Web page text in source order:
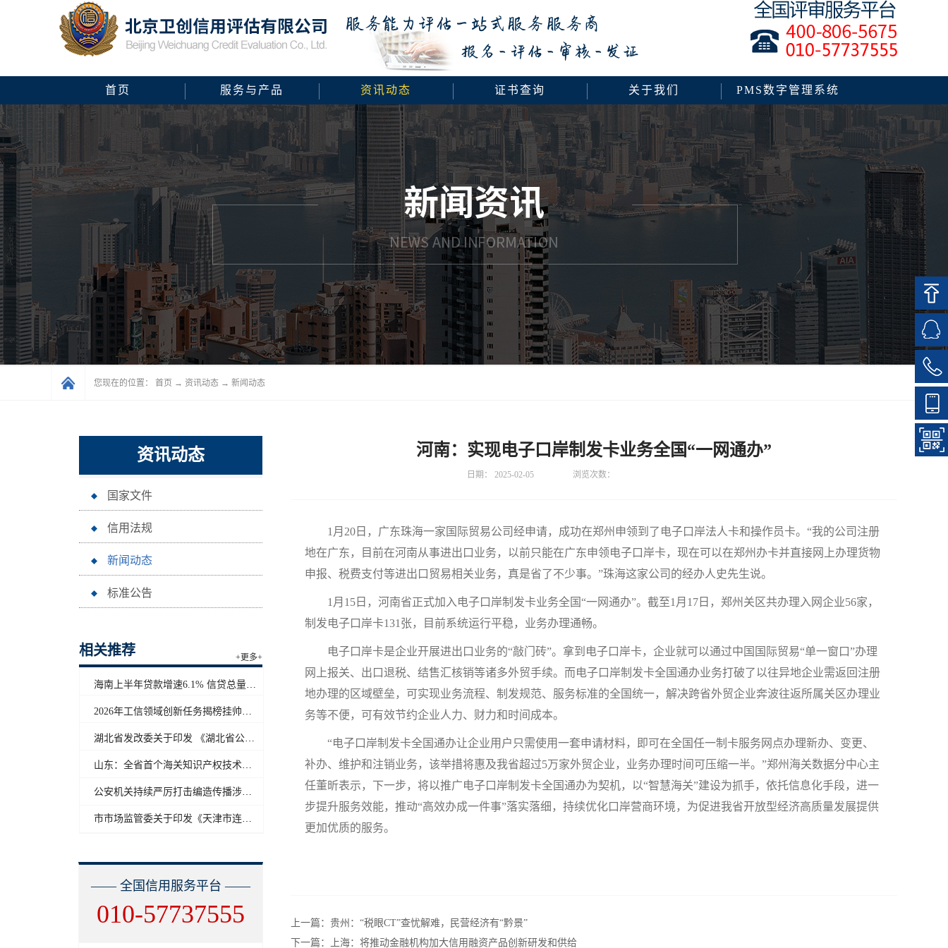
首页 服务与产品 资讯动态 证书查询 关于我们 PMS数字管理系统
您现在的位置： 首页 → 资讯动态 → 新闻动态
资讯动态
国家文件
信用法规
新闻动态
标准公告
相关推荐 +更多+
海南上半年贷款增速6.1% 信贷总量保持合理平稳增长
2026年工信领域创新任务揭榜挂帅工作启动
湖北省发改委关于印发 《湖北省公共信用信息目录（2026年版）》的通知
山东：全省首个海关知识产权技术调查官制度落地济南自贸片区
公安机关持续严厉打击编造传播涉汛涉灾网络谣言
市市场监管委关于印发《天津市连锁企业食品经营许可“先证后核”信用承诺审批实施办法》的通知
—— 全国信用服务平台 ——
010-57737555
河南：实现电子口岸制发卡业务全国“一网通办”
日期： 2025-02-05 浏览次数：
1月20日，广东珠海一家国际贸易公司经申请，成功在郑州申领到了电子口岸法人卡和操作员卡。“我的公司注册
地在广东，目前在河南从事进出口业务，以前只能在广东申领电子口岸卡，现在可以在郑州办卡并直接网上办理货物
申报、税费支付等进出口贸易相关业务，真是省了不少事。”珠海这家公司的经办人史先生说。
1月15日，河南省正式加入电子口岸制发卡业务全国“一网通办”。截至1月17日，郑州关区共办理入网企业56家，
制发电子口岸卡131张，目前系统运行平稳，业务办理通畅。
电子口岸卡是企业开展进出口业务的“敲门砖”。拿到电子口岸卡，企业就可以通过中国国际贸易“单一窗口”办理
网上报关、出口退税、结售汇核销等诸多外贸手续。而电子口岸制发卡全国通办业务打破了以往异地企业需返回注册
地办理的区域壁垒，可实现业务流程、制发规范、服务标准的全国统一，解决跨省外贸企业奔波往返所属关区办理业
务等不便，可有效节约企业人力、财力和时间成本。
“电子口岸制发卡全国通办让企业用户只需使用一套申请材料，即可在全国任一制卡服务网点办理新办、变更、
补办、维护和注销业务，该举措将惠及我省超过5万家外贸企业，业务办理时间可压缩一半。”郑州海关数据分中心主
任董昕表示，下一步，将以推广电子口岸制发卡全国通办为契机，以“智慧海关”建设为抓手，依托信息化手段，进一
步提升服务效能，推动“高效办成一件事”落实落细，持续优化口岸营商环境，为促进我省开放型经济高质量发展提供
更加优质的服务。
上一篇： 贵州：“税眼CT”查忧解难，民营经济有“黔景”
下一篇：
上海：将推动金融机构加大信用融资产品创新研发和供给